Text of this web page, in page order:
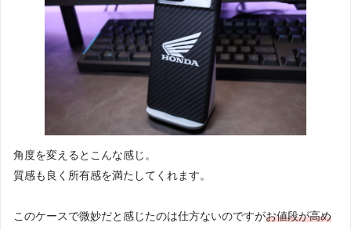
角度を変えるとこんな感じ。
質感も良く所有感を満たしてくれます。
このケースで微妙だと感じたのは仕方ないのですがお値段が高め